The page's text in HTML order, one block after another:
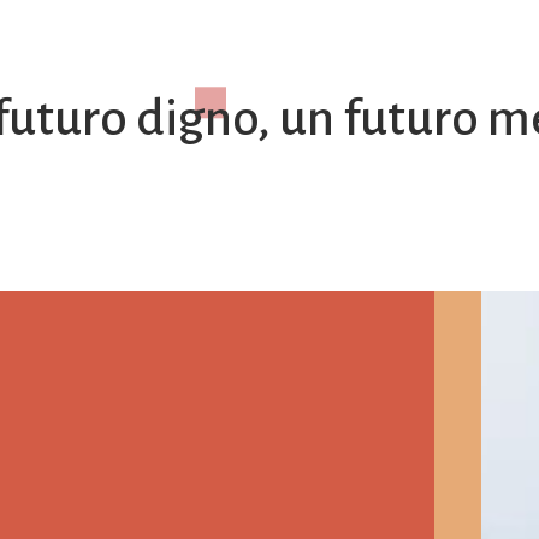
digno, un futuro